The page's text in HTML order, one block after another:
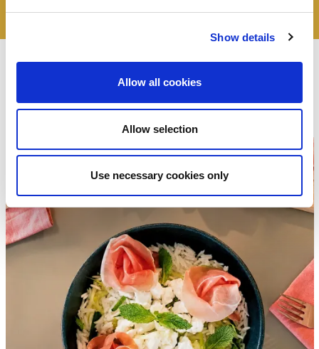
Show details
Allow all cookies
Allow selection
Use necessary cookies only
Lericette
Negroni